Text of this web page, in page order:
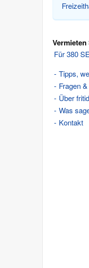
Für 380
Tipps,
Fragen
Über
Was
Kontakt